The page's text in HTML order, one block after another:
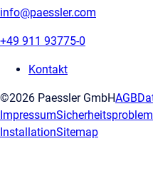
info@paessler.com
+49 911 93775-0
Kontakt
©2026 Paessler GmbHAGB
Impressum
InstallationSitemap